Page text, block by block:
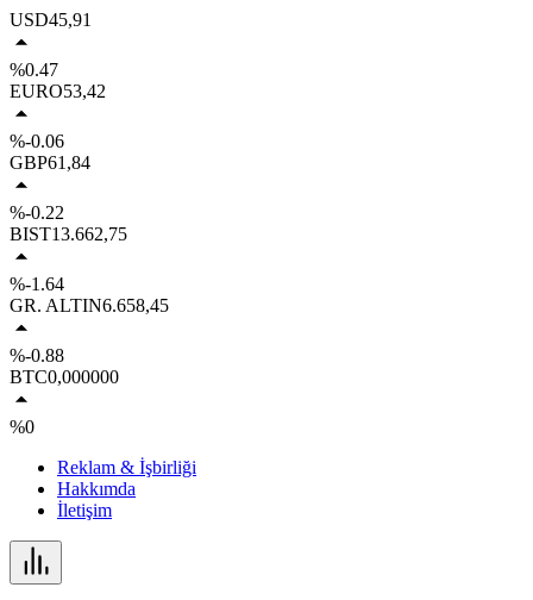
USD45,91
%0.47
EURO53,42
%-0.06
GBP61,84
%-0.22
BIST13.662,75
%-1.64
GR. ALTIN6.658,45
%-0.88
BTC0,000000
%0
Reklam & İşbirliği
Hakkımda
İletişim